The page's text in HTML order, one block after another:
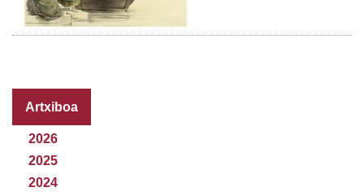
Artxiboa
2026
2025
2024